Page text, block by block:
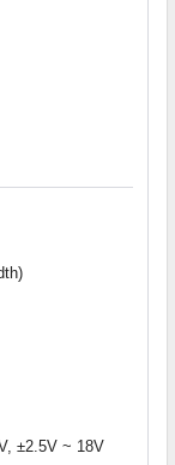
±2.5V ~ 18V